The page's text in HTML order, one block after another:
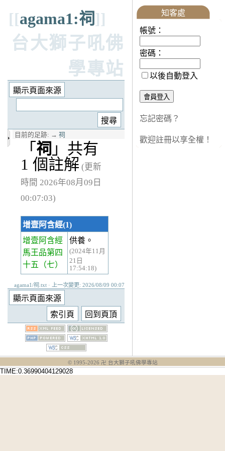
[[agama1:祠]]
台大獅子吼佛
學專站
目前的足跡: → 祠
「 祠 」共有
1 個註解 (更新
時間 2026年08月09日
00:07:03)
增壹阿含經(1)
增壹阿含經
馬王品第四
十五
（七）
供養。
(2024年11月
21日
17:54:18)
agama1/祠.txt · 上一次變更: 2026/08/09 00:07
知客處
帳號：
密碼：
以後自動登入
忘記密碼？
歡迎註冊以享全權！
© 1995-2026 卍 台大獅子吼佛學專站
TIME:0.36990404129028